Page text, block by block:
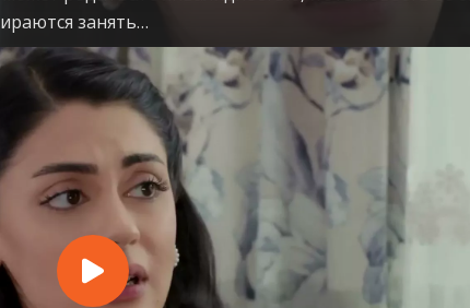
занять…
Play